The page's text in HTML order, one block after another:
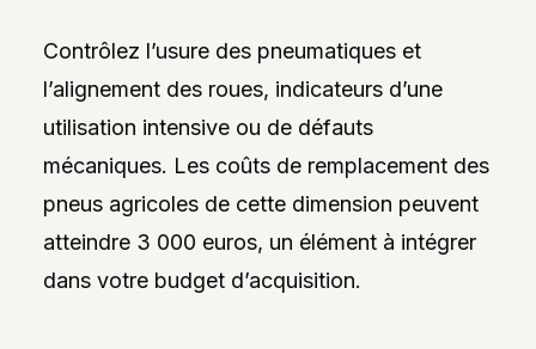
Contrôlez l’usure des pneumatiques et
l’alignement des roues, indicateurs d’une
utilisation intensive ou de défauts
mécaniques. Les coûts de remplacement des
pneus agricoles de cette dimension peuvent
atteindre 3 000 euros, un élément à intégrer
dans votre budget d’acquisition.